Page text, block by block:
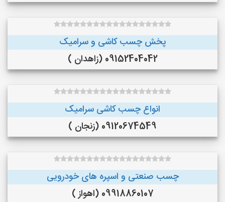
پخش چسب کاشی و سرامیک
09152404042 (زاهدان )
انواع چسب کاشی سرامیک
09120674549 (زنجان )
چسب صنعتی و اسپره های خودرویی
09918860107 (اهواز )